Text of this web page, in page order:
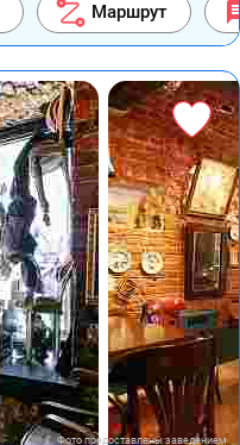
Маршрут
Фото предоставлены заведением